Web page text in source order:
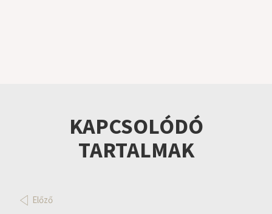
KAPCSOLÓDÓ
TARTALMAK
Előző